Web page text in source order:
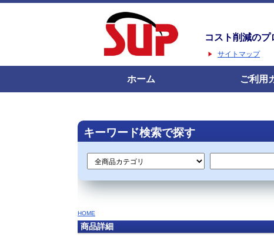
コスト削減の
サイトマップ
ホーム ご利用
キーワード検索で探す
HOME
商品詳細